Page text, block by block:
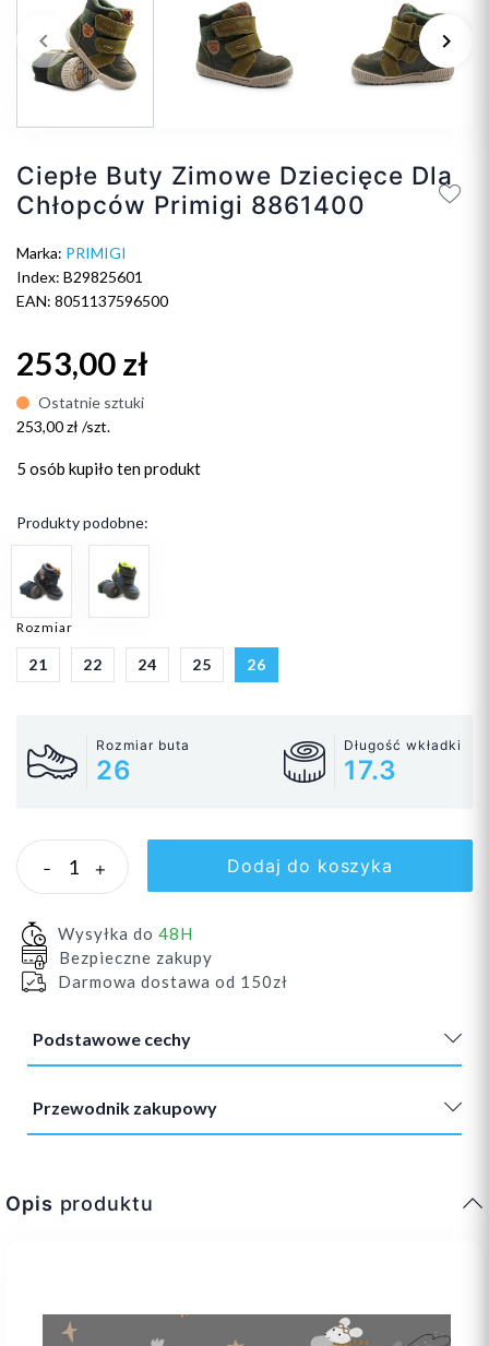
Poprzedni
keyboard_arrow_left keyboard_arrow_right
Ciepłe Buty Zimowe Dziecięce Dla
Chłopców Primigi 8861400
Marka: PRIMIGI
Index: B29825601
EAN: 8051137596500
253,00 zł
Ostatnie sztuki
253,00 zł /szt.
5 osób kupiło ten produkt
Produkty podobne:
Rozmiar
21 22 24 25 26
Rozmiar buta
26
Długość wkładki
17.3
- + Dodaj do koszyka
Wysyłka do 48H
Bezpieczne zakupy
Darmowa dostawa od 150zł
Podstawowe cechy
Przewodnik zakupowy
Opis produktu